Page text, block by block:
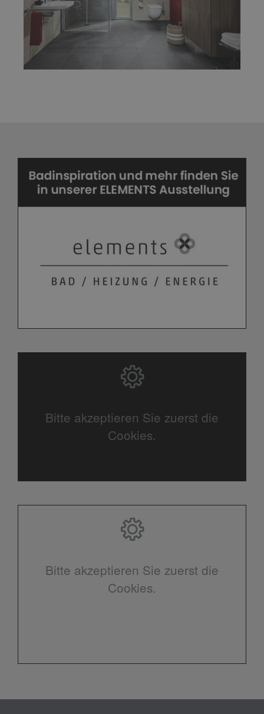
Bitte akzeptieren Sie zuerst die
Cookies.
Bitte akzeptieren Sie zuerst die
Cookies.